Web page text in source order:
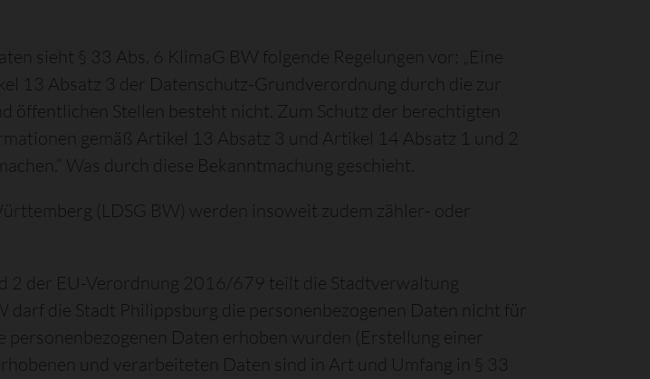
sieht § 33 Abs. 6 KlimaG BW folgende Regelungen vor: „Eine
13 Absatz 3 der Datenschutz-Grundverordnung durch die zur
Stellen besteht nicht. Zum Schutz der berechtigten
gemäß Artikel 13 Absatz 3 und Artikel 14 Absatz 1 und 2
Was durch diese Bekanntmachung geschieht.
(LDSG BW) werden insoweit zudem zähler- oder
2 der EU-Verordnung 2016/679 teilt die Stadtverwaltung
die Stadt Philippsburg die personenbezogenen Daten nicht für
Daten erhoben wurden (Erstellung einer
und verarbeiteten Daten sind in Art und Umfang in § 33